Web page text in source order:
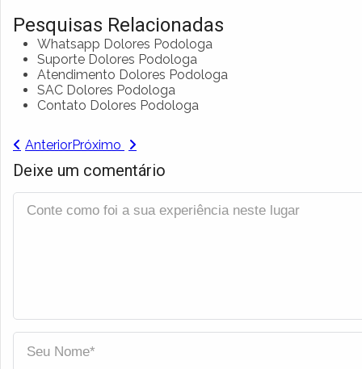
Pesquisas Relacionadas
Whatsapp Dolores Podologa
Suporte Dolores Podologa
Atendimento Dolores Podologa
SAC Dolores Podologa
Contato Dolores Podologa
AnteriorPróximo
Deixe um comentário